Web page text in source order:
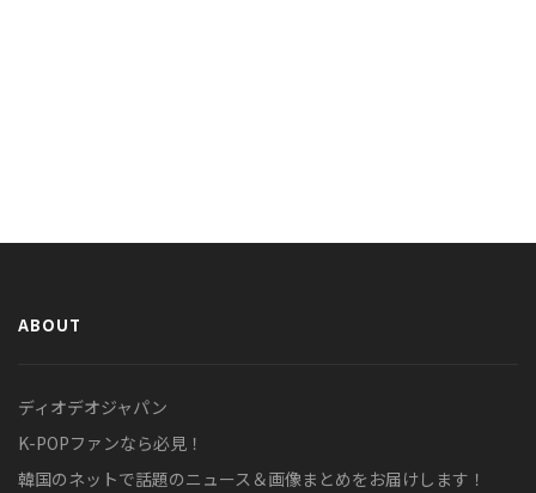
ABOUT
ディオデオジャパン
K-POPファンなら必見！
韓国のネットで話題のニュース＆画像まとめをお届けします！